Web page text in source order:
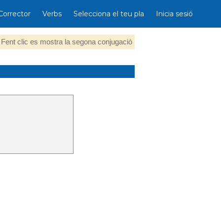
Verbs Selecciona el teu pla Inicia sesió
Fent clic es mostra la segona conjugació